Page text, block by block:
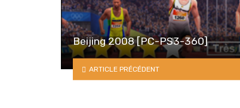
Beijing 2008 [PC-PS3-360]
ARTICLE PRÉCÉDENT